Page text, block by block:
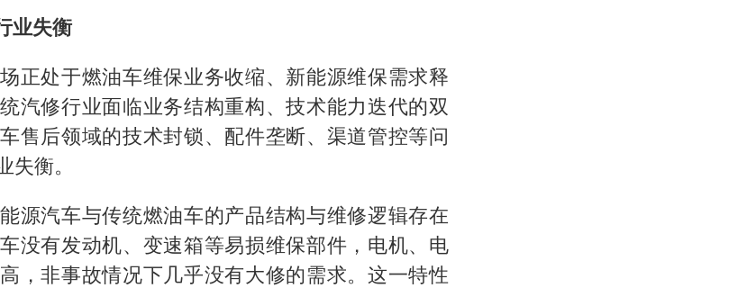
业失衡
正处于燃油车维保业务收缩、新能源维保需求释
汽修行业面临业务结构重构、技术能力迭代的双
售后领域的技术封锁、配件垄断、渠道管控等问
衡。
源汽车与传统燃油车的产品结构与维修逻辑存在
没有发动机、变速箱等易损维保部件，电机、电
，非事故情况下几乎没有大修的需求。这一特性